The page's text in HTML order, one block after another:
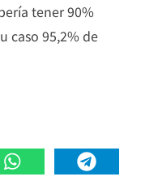
tener 90%
caso 95,2% de